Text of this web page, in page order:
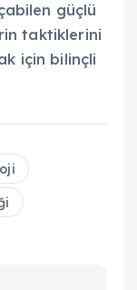
güçlü
taktiklerini
için bilinçli